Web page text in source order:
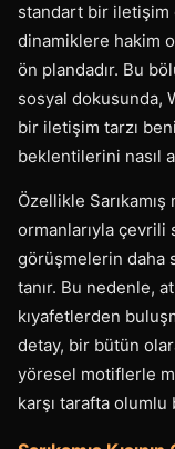
standart bir
dinamiklere hakim
ön plandadır. Bu
sosyal dokusunda,
bir iletişim tarzı
beklentilerini nasıl
Özellikle
ormanlarıyla çevrili
görüşmelerin daha
tanır. Bu nedenle,
kıyafetlerden
detay, bir bütün
yöresel motiflerle
karşı tarafta